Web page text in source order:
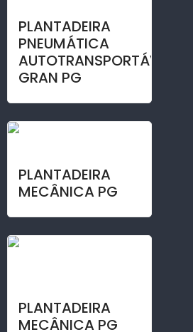
PLANTADEIRA
PNEUMÁTICA
AUTOTRANSPORTÁVEL
GRAN PG
PLANTADEIRA
MECÂNICA PG
PLANTADEIRA
MECÂNICA PG